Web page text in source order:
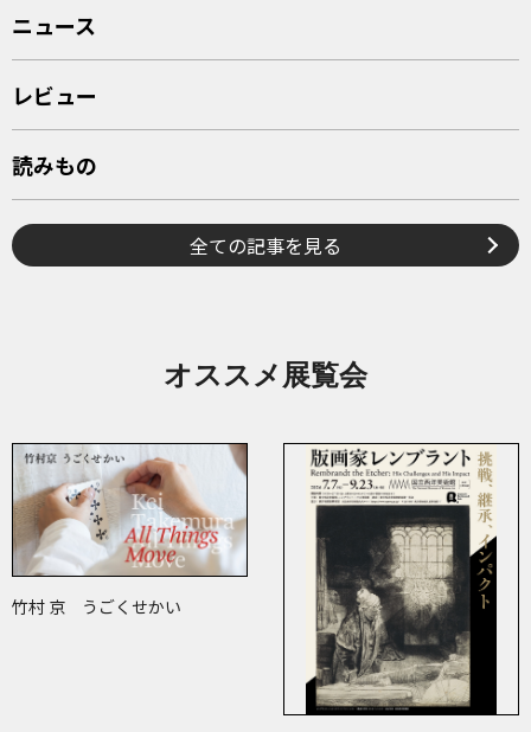
ニュース
レビュー
読みもの
全ての記事を見る
オススメ展覧会
竹村 京 うごくせかい